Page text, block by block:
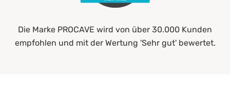
Die Marke PROCAVE wird von über 30.000 Kunden
empfohlen und mit der Wertung 'Sehr gut' bewertet.